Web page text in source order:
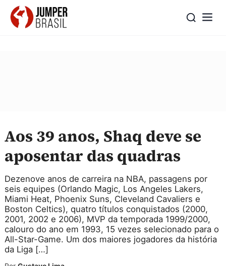
Aos 39 anos, Shaq deve se
aposentar das quadras
Dezenove anos de carreira na NBA, passagens por
seis equipes (Orlando Magic, Los Angeles Lakers,
Miami Heat, Phoenix Suns, Cleveland Cavaliers e
Boston Celtics), quatro títulos conquistados (2000,
2001, 2002 e 2006), MVP da temporada 1999/2000,
calouro do ano em 1993, 15 vezes selecionado para o
All-Star-Game. Um dos maiores jogadores da história
da Liga […]